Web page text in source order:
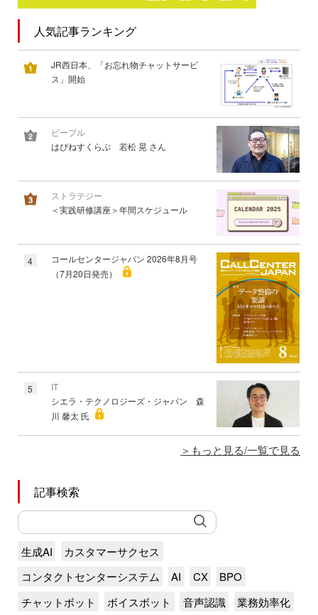
人気記事ランキング
JR西日本、「お忘れ物チャットサービ
ス」開始
ピープル
はぴねすくらぶ 若松 晃 さん
ストラテジー
＜実践研修講座＞年間スケジュール
4
コールセンタージャパン 2026年8月号
（7月20日発売）
5
IT
シエラ・テクノロジーズ・ジャパン 森
川 馨太 氏
もっと見る/一覧で見る
記事検索
生成AI
カスタマーサクセス
コンタクトセンターシステム
AI CX
BPO
チャットボット
ボイスボット 音声認識 業務効率化